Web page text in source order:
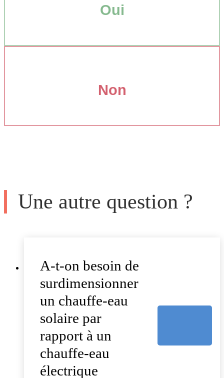
Oui
Non
Une autre question ?
A-t-on besoin de
surdimensionner
un chauffe-eau
solaire par
rapport à un
chauffe-eau
électrique